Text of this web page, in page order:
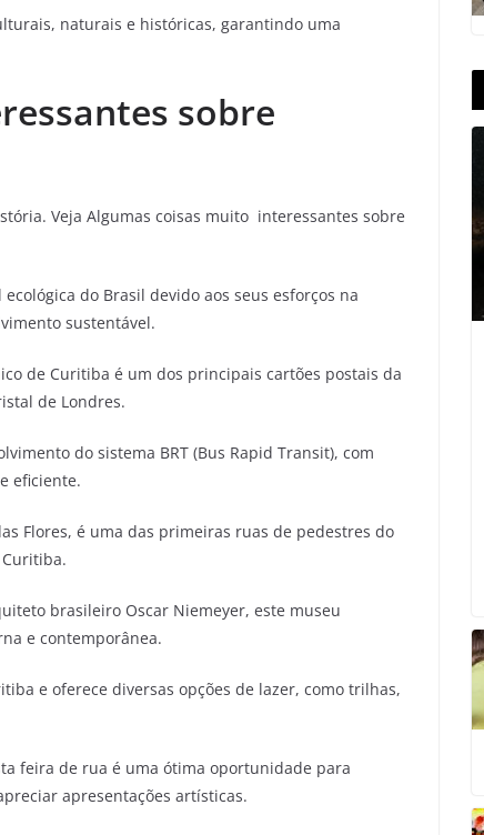
naturais e históricas, garantindo uma
sobre
Veja Algumas coisas muito interessantes sobre
do Brasil devido aos seus esforços na
sustentável.
de Curitiba é um dos principais cartões postais da
de Londres.
do sistema BRT (Bus Rapid Transit), com
eficiente.
Flores, é uma das primeiras ruas de pedestres do
brasileiro Oscar Niemeyer, este museu
e contemporânea.
e oferece diversas opções de lazer, como trilhas,
feira de rua é uma ótima oportunidade para
apresentações artísticas.